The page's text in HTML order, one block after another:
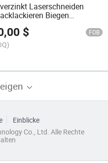
Laserschneiden
Biegen
Verarbeitung
$ FOB
Einblicke
Co., Ltd. Alle Rechte